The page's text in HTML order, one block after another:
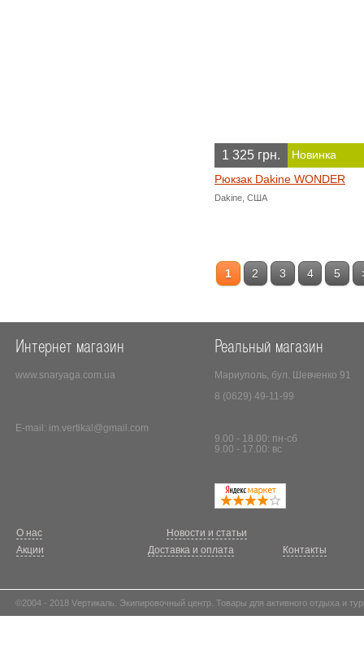
1 325 грн. Новинка
Рюкзак Dakine WONDER
Dakine, США
1 2 3 4 5
Интернет магазин
www.snaryaga.com.ua
E-mail: im.vertikal@gmail.com
Реальный магазин
Мариуполь, бул. Шевченко 91
8 (0629) 49-11-99
9.00 - 18.00: пн-сб
9.00 - 17.00: вс
О нас
Новости и статьи
Акции
Доставка и оплата Контакты
©2004 - 2018 Vертикаль. Экипировочный центр. Товары для активного отдыха и